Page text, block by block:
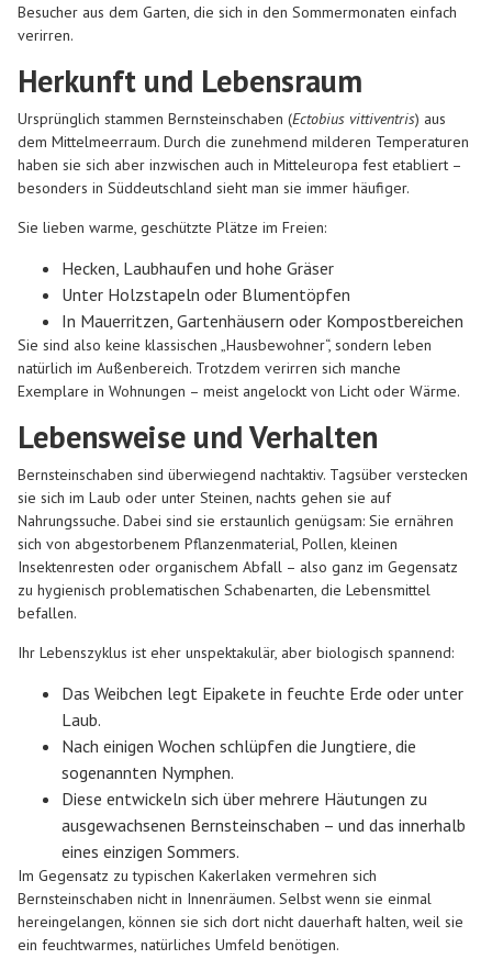
Besucher aus dem Garten, die sich in den Sommermonaten einfach
verirren.
Herkunft und Lebensraum
Ursprünglich stammen Bernsteinschaben (Ectobius vittiventris) aus
dem Mittelmeerraum. Durch die zunehmend milderen Temperaturen
haben sie sich aber inzwischen auch in Mitteleuropa fest etabliert –
besonders in Süddeutschland sieht man sie immer häufiger.
Sie lieben warme, geschützte Plätze im Freien:
Hecken, Laubhaufen und hohe Gräser
Unter Holzstapeln oder Blumentöpfen
In Mauerritzen, Gartenhäusern oder Kompostbereichen
Sie sind also keine klassischen „Hausbewohner“, sondern leben
natürlich im Außenbereich. Trotzdem verirren sich manche
Exemplare in Wohnungen – meist angelockt von Licht oder Wärme.
Lebensweise und Verhalten
Bernsteinschaben sind überwiegend nachtaktiv. Tagsüber verstecken
sie sich im Laub oder unter Steinen, nachts gehen sie auf
Nahrungssuche. Dabei sind sie erstaunlich genügsam: Sie ernähren
sich von abgestorbenem Pflanzenmaterial, Pollen, kleinen
Insektenresten oder organischem Abfall – also ganz im Gegensatz
zu hygienisch problematischen Schabenarten, die Lebensmittel
befallen.
Ihr Lebenszyklus ist eher unspektakulär, aber biologisch spannend:
Das Weibchen legt Eipakete in feuchte Erde oder unter
Laub.
Nach einigen Wochen schlüpfen die Jungtiere, die
sogenannten Nymphen.
Diese entwickeln sich über mehrere Häutungen zu
ausgewachsenen Bernsteinschaben – und das innerhalb
eines einzigen Sommers.
Im Gegensatz zu typischen Kakerlaken vermehren sich
Bernsteinschaben nicht in Innenräumen. Selbst wenn sie einmal
hereingelangen, können sie sich dort nicht dauerhaft halten, weil sie
ein feuchtwarmes, natürliches Umfeld benötigen.